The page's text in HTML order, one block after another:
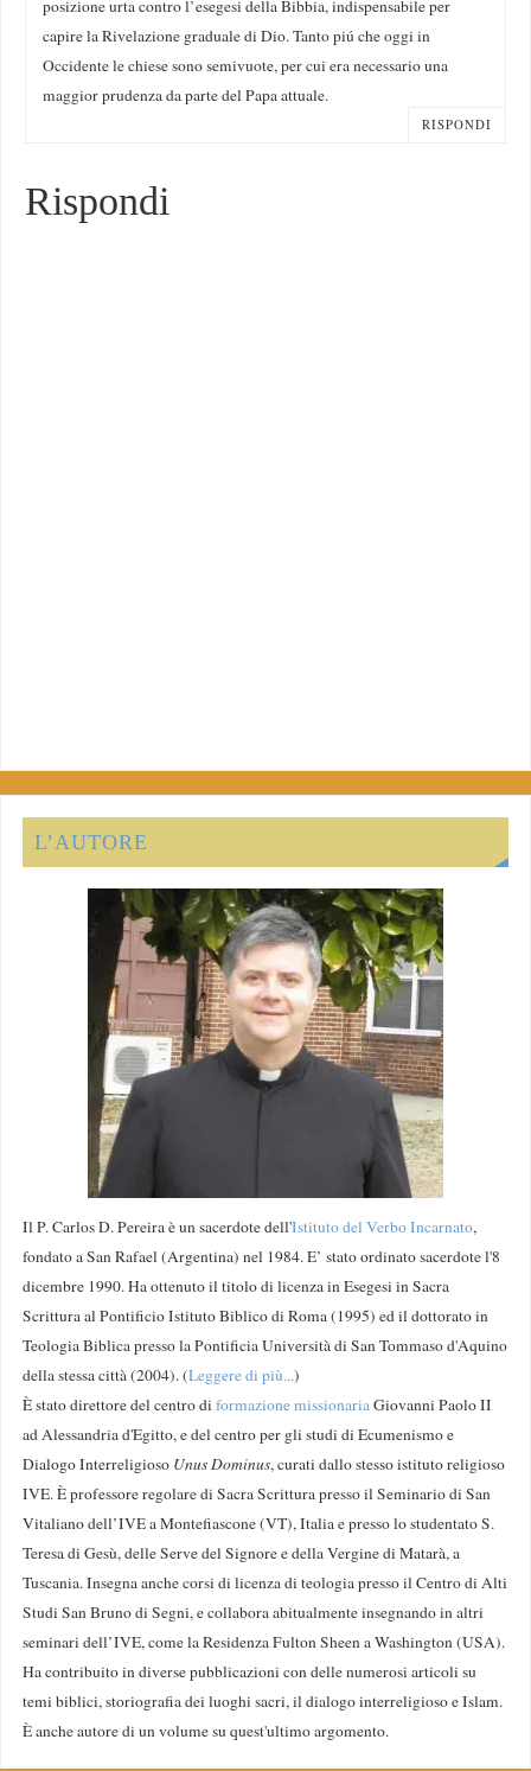
posizione urta contro l’esegesi della Bibbia, indispensabile per
capire la Rivelazione graduale di Dio. Tanto piú che oggi in
Occidente le chiese sono semivuote, per cui era necessario una
maggior prudenza da parte del Papa attuale.
RISPONDI
Rispondi
L’AUTORE
Il P. Carlos D. Pereira è un sacerdote dell'Istituto del Verbo Incarnato,
fondato a San Rafael (Argentina) nel 1984. E’ stato ordinato sacerdote l'8
dicembre 1990. Ha ottenuto il titolo di licenza in Esegesi in Sacra
Scrittura al Pontificio Istituto Biblico di Roma (1995) ed il dottorato in
Teologia Biblica presso la Pontificia Università di San Tommaso d'Aquino
della stessa città (2004). (Leggere di più...)
È stato direttore del centro di formazione missionariaGiovanni Paolo II
ad Alessandria d'Egitto, e del centro per gli studi di Ecumenismo e
Dialogo Interreligioso Unus Dominus, curati dallo stesso istituto religioso
IVE. È professore regolare di Sacra Scrittura presso il Seminario di San
Vitaliano dell’IVE a Montefiascone (VT), Italia e presso lo studentato S.
Teresa di Gesù, delle Serve del Signore e della Vergine di Matarà, a
Tuscania. Insegna anche corsi di licenza di teologia presso il Centro di Alti
Studi San Bruno di Segni, e collabora abitualmente insegnando in altri
seminari dell’IVE, come la Residenza Fulton Sheen a Washington (USA).
Ha contribuito in diverse pubblicazioni con delle numerosi articoli su
temi biblici, storiografia dei luoghi sacri, il dialogo interreligioso e Islam.
È anche autore di un volume su quest'ultimo argomento.